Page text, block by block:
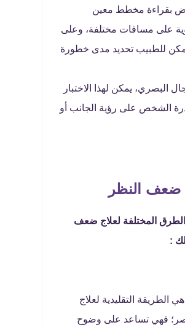
بقراءة مخطط معين
على مسافات مختلفة، وعلى
للطبيب تحديد مدى خطورة
البصري، يمكن لهذا الاختبار
الشخص على رؤية الجانب أو
النظر
المختلفة لعلاج ضعف
:
الطريقة التقليدية لعلاج
فهي تساعد على وضوح